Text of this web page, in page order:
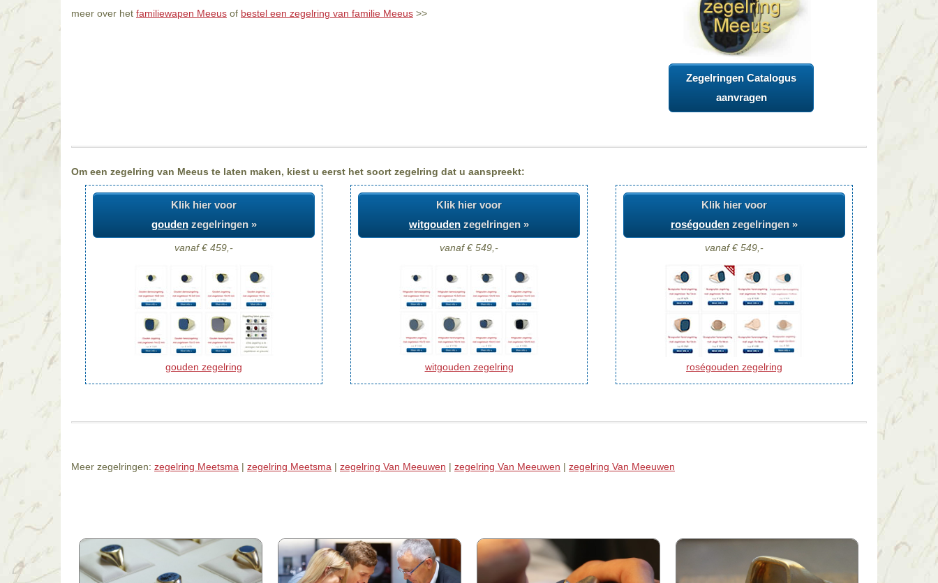
meer over het familiewapen Meeus of bestel een zegelring van familie Meeus >>
Zegelringen Catalogus
aanvragen
Om een zegelring van Meeus te laten maken, kiest u eerst het soort zegelring dat u aanspreekt:
Klik hier voor
goudenzegelringen »
vanaf € 459,-
gouden zegelring
Klik hier voor
witgouden zegelringen »
vanaf € 549,-
witgouden zegelring
Klik hier voor
roségouden zegelringen »
vanaf € 549,-
roségouden zegelring
Meer zegelringen: zegelring Meetsma | zegelring Meetsma | zegelring Van Meeuwen | zegelring Van Meeuwen | zegelring Van Meeuwen